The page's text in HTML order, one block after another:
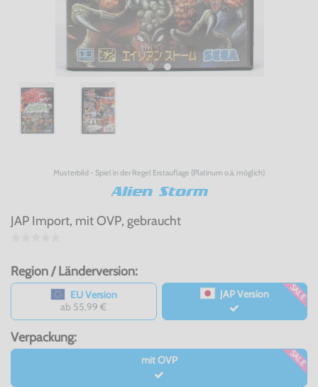
Musterbild - Spiel in der Regel Erstauflage (Platinum o.ä. möglich)
Alien Storm
JAP Import, mit OVP, gebraucht
Region / Länderversion:
EU Version
ab 55,99 €
JAP Version SALE
Verpackung:
mit OVP SALE